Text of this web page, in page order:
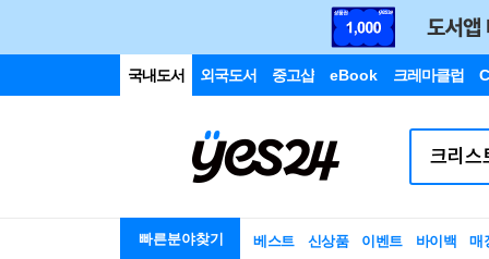
국내도서 외국도서 중고샵 eBook 크레마클럽
빠른분야찾기 베스트 신상품 이벤트 바이백 매